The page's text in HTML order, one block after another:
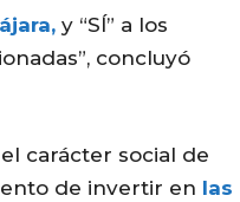
, y “SÍ” a los
concluyó
carácter social de
de invertir en las